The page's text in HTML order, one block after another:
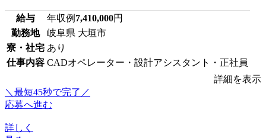
給与 年収例 7,410,000円
勤務地
岐阜県 大垣市
寮・社宅 あり
仕事内容 CADオペレーター・設計アシスタント・正社員
詳細を表示
＼最短45秒で完了／
応募へ進む
詳しく